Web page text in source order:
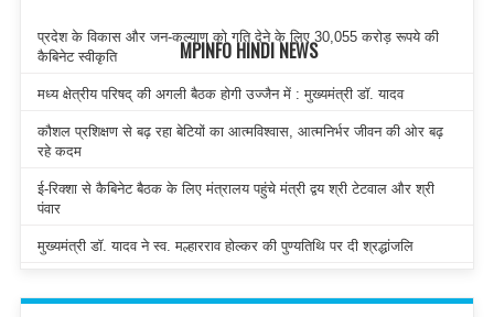
MPINFO HINDI NEWS
प्रदेश के विकास और जन-कल्याण को गति देने के लिए 30,055 करोड़ रूपये की
कैबिनेट स्वीकृति
मध्य क्षेत्रीय परिषद् की अगली बैठक होगी उज्जैन में : मुख्यमंत्री डॉ. यादव
कौशल प्रशिक्षण से बढ़ रहा बेटियों का आत्मविश्वास, आत्मनिर्भर जीवन की ओर बढ़
रहे कदम
ई-रिक्शा से कैबिनेट बैठक के लिए मंत्रालय पहुंचे मंत्री द्वय श्री टेटवाल और श्री
पंवार
मुख्यमंत्री डॉ. यादव ने स्व. मल्हारराव होल्कर की पुण्यतिथि पर दी श्रद्धांजलि